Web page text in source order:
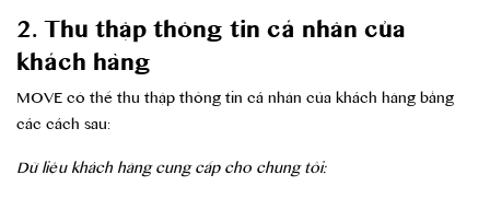
2. Thu thập thông tin cá nhân của
khách hàng
MOVE có thể thu thập thông tin cá nhân của khách hàng bằng
các cách sau:
Dữ liệu khách hàng cung cấp cho chúng tôi: